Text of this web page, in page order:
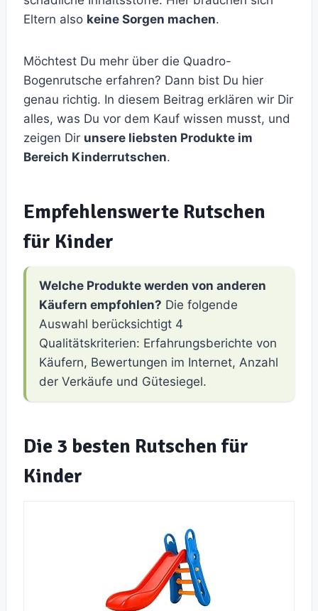
Eltern also keine Sorgen machen.
Möchtest Du mehr über die Quadro-
Bogenrutsche erfahren? Dann bist Du hier
genau richtig. In diesem Beitrag erklären wir Dir
alles, was Du vor dem Kauf wissen musst, und
zeigen Dir unsere liebsten Produkte im
Bereich Kinderrutschen.
Empfehlenswerte Rutschen
für Kinder
Welche Produkte werden von anderen
Käufern empfohlen? Die folgende
Auswahl berücksichtigt 4
Qualitätskriterien: Erfahrungsberichte von
Käufern, Bewertungen im Internet, Anzahl
der Verkäufe und Gütesiegel.
Die 3 besten Rutschen für
Kinder